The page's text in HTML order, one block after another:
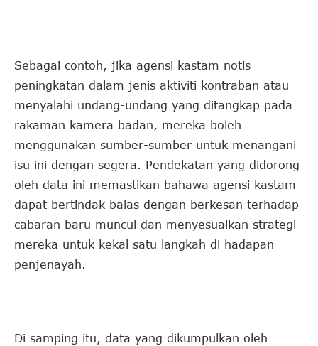
Sebagai contoh, jika agensi kastam notis
peningkatan dalam jenis aktiviti kontraban atau
menyalahi undang-undang yang ditangkap pada
rakaman kamera badan, mereka boleh
menggunakan sumber-sumber untuk menangani
isu ini dengan segera. Pendekatan yang didorong
oleh data ini memastikan bahawa agensi kastam
dapat bertindak balas dengan berkesan terhadap
cabaran baru muncul dan menyesuaikan strategi
mereka untuk kekal satu langkah di hadapan
penjenayah.
Di samping itu, data yang dikumpulkan oleh